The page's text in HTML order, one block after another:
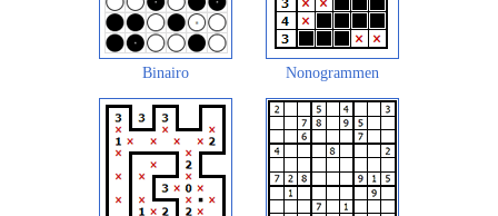
Binairo Nonogrammen